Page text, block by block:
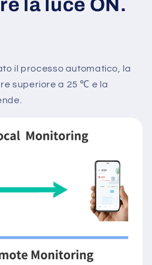
la luce ON.
il processo automatico, la
superiore a 25 ℃ e la